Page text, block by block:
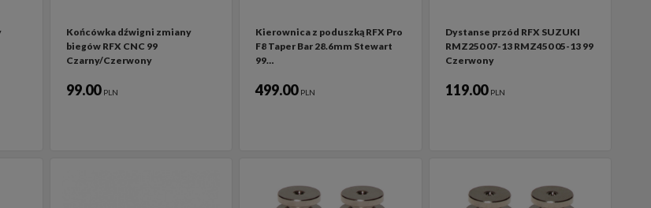
Końcówka dźwigni zmiany
biegów RFX CNC 99
Czarny/Czerwony
99.00 PLN
Kierownica z poduszką RFX Pro
F8 Taper Bar 28.6mm Stewart
99…
499.00 PLN
Dystanse przód RFX SUZUKI
RMZ250 07-13 RMZ450 05-13 99
Czerwony
119.00 PLN